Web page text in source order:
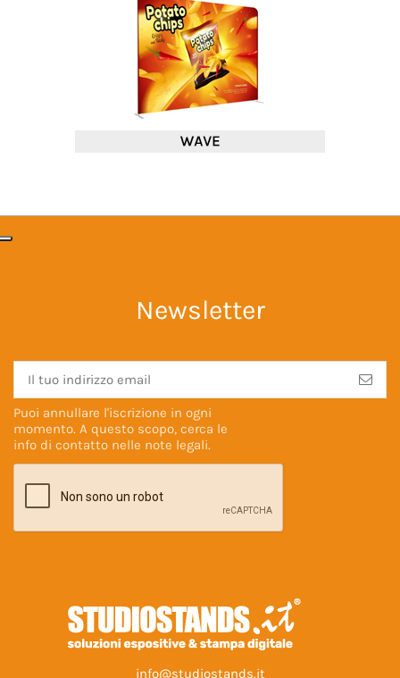
Newsletter
Puoi annullare l'iscrizione in ogni
momento. A questo scopo, cerca le
info di contatto nelle note legali.
info@studiostands.it